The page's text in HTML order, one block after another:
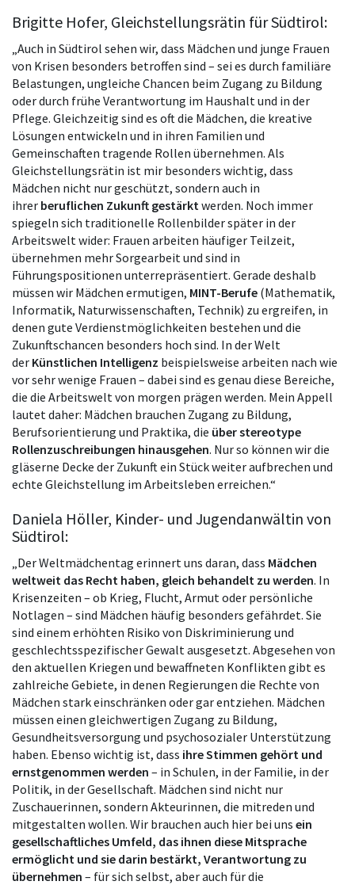
Brigitte Hofer, Gleichstellungsrätin für Südtirol:
„Auch in Südtirol sehen wir, dass Mädchen und junge Frauen
von Krisen besonders betroffen sind – sei es durch familiäre
Belastungen, ungleiche Chancen beim Zugang zu Bildung
oder durch frühe Verantwortung im Haushalt und in der
Pflege. Gleichzeitig sind es oft die Mädchen, die kreative
Lösungen entwickeln und in ihren Familien und
Gemeinschaften tragende Rollen übernehmen. Als
Gleichstellungsrätin ist mir besonders wichtig, dass
Mädchen nicht nur geschützt, sondern auch in
ihrer beruflichen Zukunft gestärkt werden. Noch immer
spiegeln sich traditionelle Rollenbilder später in der
Arbeitswelt wider: Frauen arbeiten häufiger Teilzeit,
übernehmen mehr Sorgearbeit und sind in
Führungspositionen unterrepräsentiert. Gerade deshalb
müssen wir Mädchen ermutigen, MINT-Berufe (Mathematik,
Informatik, Naturwissenschaften, Technik) zu ergreifen, in
denen gute Verdienstmöglichkeiten bestehen und die
Zukunftschancen besonders hoch sind. In der Welt
der Künstlichen Intelligenz beispielsweise arbeiten nach wie
vor sehr wenige Frauen – dabei sind es genau diese Bereiche,
die die Arbeitswelt von morgen prägen werden. Mein Appell
lautet daher: Mädchen brauchen Zugang zu Bildung,
Berufsorientierung und Praktika, die über stereotype
Rollenzuschreibungen hinausgehen. Nur so können wir die
gläserne Decke der Zukunft ein Stück weiter aufbrechen und
echte Gleichstellung im Arbeitsleben erreichen.“
Daniela Höller, Kinder- und Jugendanwältin von
Südtirol:
„Der Weltmädchentag erinnert uns daran, dass Mädchen
weltweit das Recht haben, gleich behandelt zu werden. In
Krisenzeiten – ob Krieg, Flucht, Armut oder persönliche
Notlagen – sind Mädchen häufig besonders gefährdet. Sie
sind einem erhöhten Risiko von Diskriminierung und
geschlechtsspezifischer Gewalt ausgesetzt. Abgesehen von
den aktuellen Kriegen und bewaffneten Konflikten gibt es
zahlreiche Gebiete, in denen Regierungen die Rechte von
Mädchen stark einschränken oder gar entziehen. Mädchen
müssen einen gleichwertigen Zugang zu Bildung,
Gesundheitsversorgung und psychosozialer Unterstützung
haben. Ebenso wichtig ist, dass ihre Stimmen gehört und
ernstgenommen werden – in Schulen, in der Familie, in der
Politik, in der Gesellschaft. Mädchen sind nicht nur
Zuschauerinnen, sondern Akteurinnen, die mitreden und
mitgestalten wollen. Wir brauchen auch hier bei uns ein
gesellschaftliches Umfeld, das ihnen diese Mitsprache
ermöglicht und sie darin bestärkt, Verantwortung zu
übernehmen – für sich selbst, aber auch für die